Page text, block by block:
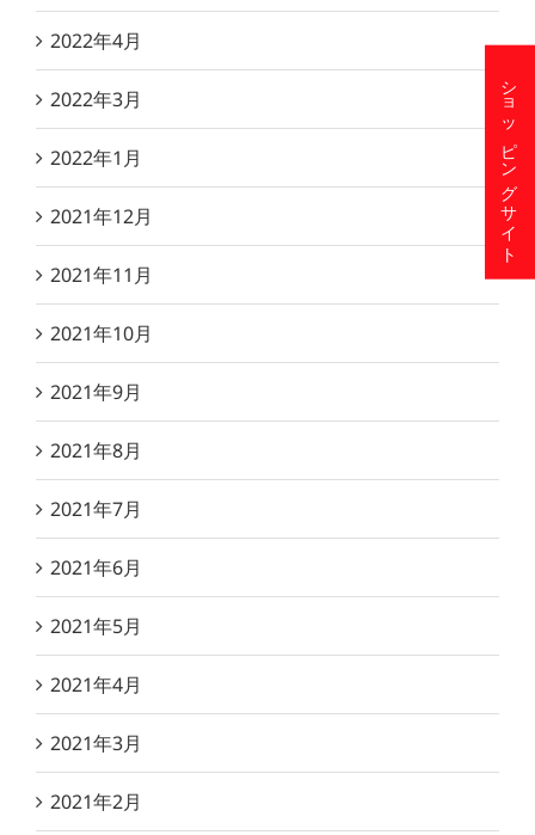
2022年4月
2022年3月
2022年1月
2021年12月
2021年11月
2021年10月
2021年9月
2021年8月
2021年7月
2021年6月
2021年5月
2021年4月
2021年3月
2021年2月
ショッピングサイト